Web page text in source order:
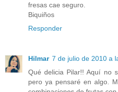
fresas cae seguro.
Biquiños
Responder
Hilmar 7 de julio de 2010 a
Qué delicia Pilar!! Aquí no
pero ya pensaré en algo.